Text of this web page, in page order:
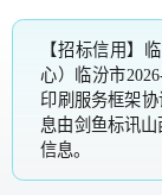
【招标信用】
心）临汾市
印刷服务框架
息由剑鱼标讯
信息。